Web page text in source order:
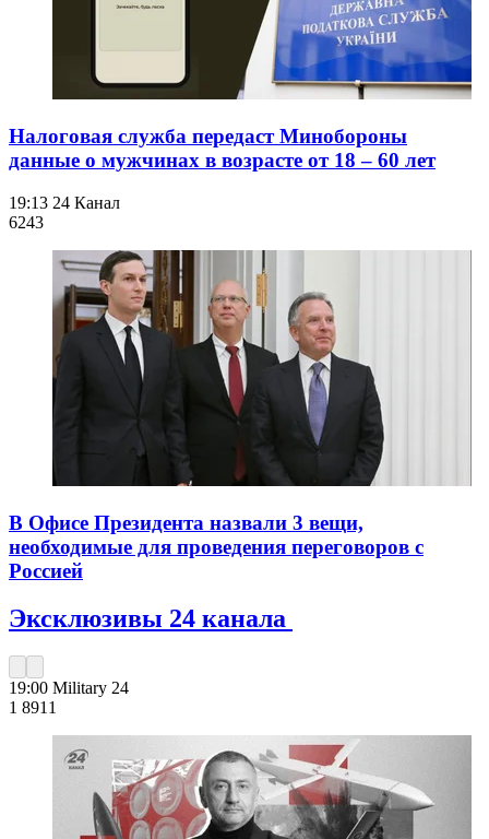
Налоговая служба передаст Минобороны
данные о мужчинах в возрасте от 18 – 60 лет
19:13 24 Канал
6243
В Офисе Президента назвали 3 вещи,
необходимые для проведения переговоров с
Россией
Эксклюзивы 24 канала
19:00 Military 24
1 891 1